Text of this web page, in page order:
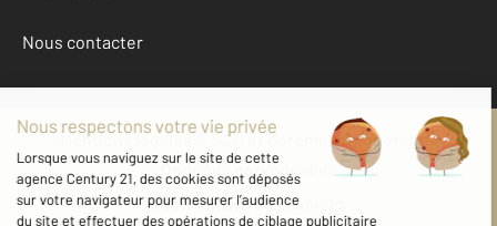
Nous contacter
Mentions légales & CGU et Barèmes d'honoraires
Données personnelles
Gestionnaire des cookies